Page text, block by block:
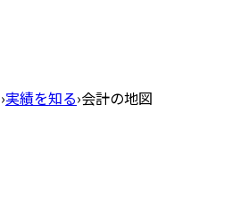
›実績を知る›会計の地図